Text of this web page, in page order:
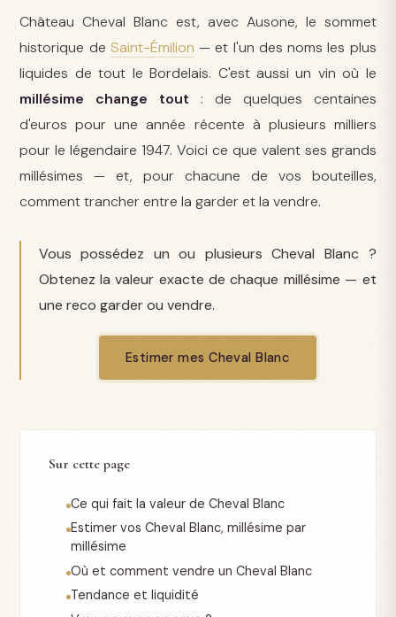
Château Cheval Blanc est, avec Ausone, le sommet
historique de Saint-Émilion — et l'un des noms les plus
liquides de tout le Bordelais. C'est aussi un vin où le
millésime change tout : de quelques centaines
d'euros pour une année récente à plusieurs milliers
pour le légendaire 1947. Voici ce que valent ses grands
millésimes — et, pour chacune de vos bouteilles,
comment trancher entre la garder et la vendre.
Vous possédez un ou plusieurs Cheval Blanc ?
Obtenez la valeur exacte de chaque millésime — et
une reco garder ou vendre.
Estimer mes Cheval Blanc
Sur cette page
Ce qui fait la valeur de Cheval Blanc
Estimer vos Cheval Blanc, millésime par
millésime
Où et comment vendre un Cheval Blanc
Tendance et liquidité